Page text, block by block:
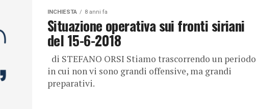
INCHIESTA 8 anni fa
Situazione operativa sui fronti siriani
del 15-6-2018
di STEFANO ORSI Stiamo trascorrendo un periodo
in cui non vi sono grandi offensive, ma grandi
preparativi.